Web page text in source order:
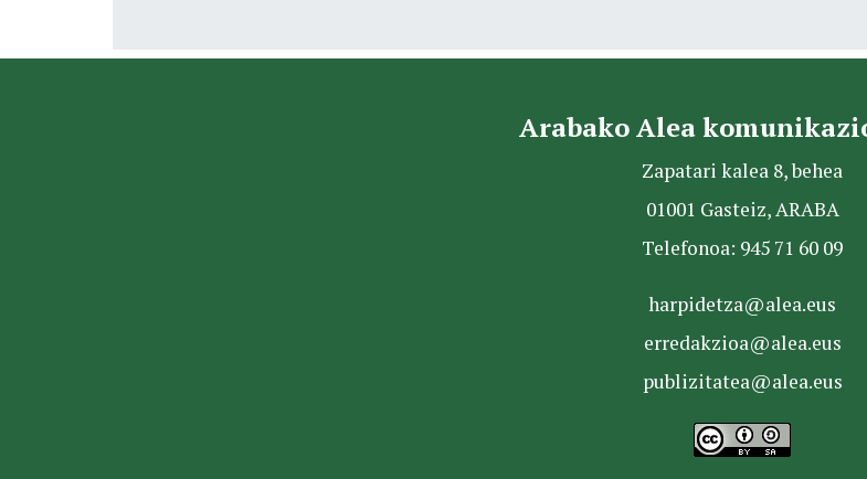
Arabako Alea
Zapatari kalea 8, behea
01001 Gasteiz, ARABA
Telefonoa: 945 71 60 09
harpidetza@alea.eus
erredakzioa@alea.eus
publizitatea@alea.eus